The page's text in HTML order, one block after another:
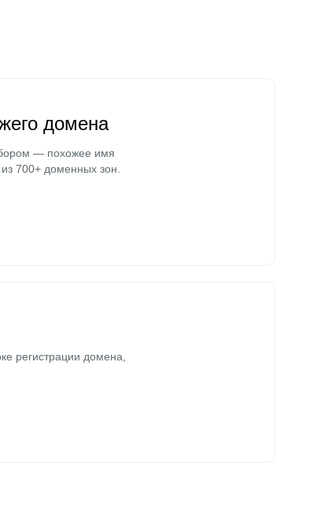
домена
— похожее имя
700+ доменных зон.
регистрации домена,